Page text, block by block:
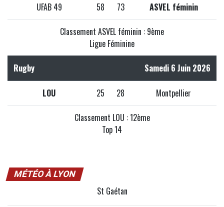
UFAB 49 58 73 ASVEL féminin
Classement ASVEL féminin : 9ème
Ligue Féminine
Rugby Samedi 6 Juin 2026
LOU 25 28 Montpellier
Classement LOU : 12ème
Top 14
MÉTÉO À LYON
St Gaétan